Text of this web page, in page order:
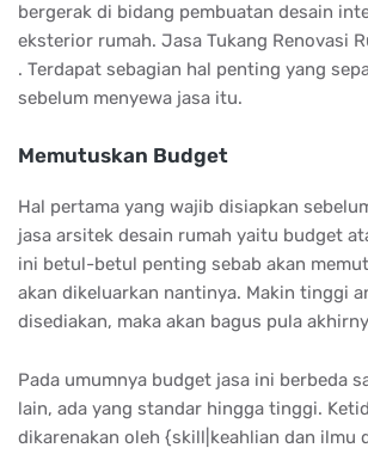
bergerak di bidang pembuatan desain
eksterior rumah. Jasa Tukang Renovasi
. Terdapat sebagian hal penting yang
sebelum menyewa jasa itu.
Memutuskan Budget
Hal pertama yang wajib disiapkan
jasa arsitek desain rumah yaitu budget
ini betul-betul penting sebab akan
akan dikeluarkan nantinya. Makin tinggi
disediakan, maka akan bagus pula
Pada umumnya budget jasa ini berbeda
lain, ada yang standar hingga tinggi.
dikarenakan oleh {skill|keahlian dan ilmu